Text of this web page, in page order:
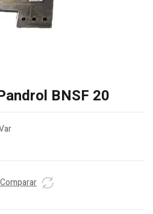
BNSF 20
Comparar